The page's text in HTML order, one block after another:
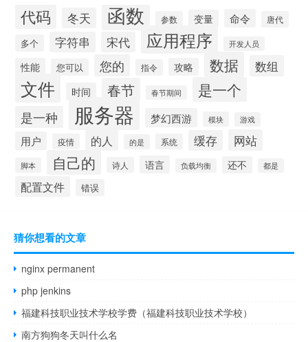
代码 冬天 函数 参数 变量 命令 唐代
多个 字符串 宋代 应用程序 开发人员
性能 您可以 您的 指令 攻略 数据 数组
文件 时间 春节 春节期间 是一个
是一种 服务器 梦幻西游 模块 游戏
用户 疫情 的人 的是 系统 缓存 网站
脚本 自己的 诗人 语言 负载均衡 还不 都是
配置文件 错误
猜你想看的文章
nginx permanent
php jenkins
福建科技职业技术学校学费（福建科技职业技术学校）
南方狗狗冬天叫什么名